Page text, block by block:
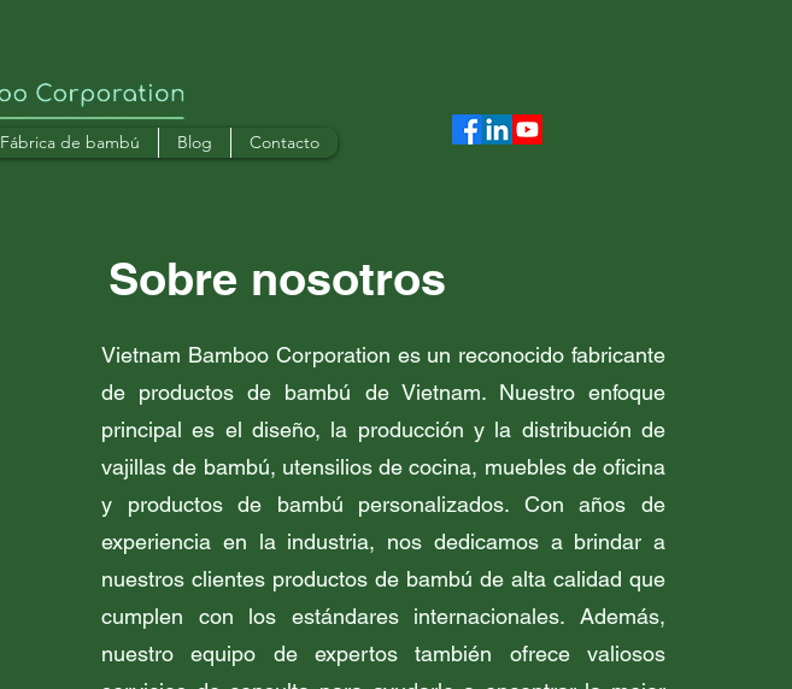
Fábrica de bambú Blog Contacto
Sobre nosotros
Vietnam Bamboo Corporation es un reconocido fabricante
de productos de bambú de Vietnam. Nuestro enfoque
principal es el diseño, la producción y la distribución de
vajillas de bambú, utensilios de cocina, muebles de oficina
y productos de bambú personalizados. Con años de
experiencia en la industria, nos dedicamos a brindar a
nuestros clientes productos de bambú de alta calidad que
cumplen con los estándares internacionales. Además,
nuestro equipo de expertos también ofrece valiosos